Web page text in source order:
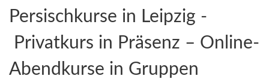
Persischkurse in Leipzig -
Privatkurs in Präsenz – Online-
Abendkurse in Gruppen